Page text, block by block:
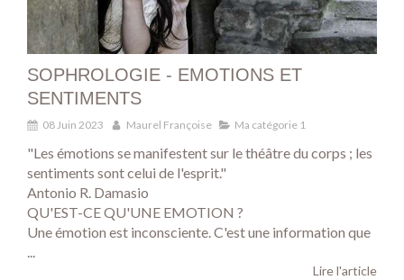
SOPHROLOGIE - EMOTIONS ET
SENTIMENTS
08 Juin 2023 Maurel Françoise Ma catégorie 1
"Les émotions se manifestent sur le théâtre du corps ; les
sentiments sont celui de l'esprit."
Antonio R. Damasio
QU'EST-CE QU'UNE EMOTION ?
Une émotion est inconsciente. C'est une information que
Lire l'article